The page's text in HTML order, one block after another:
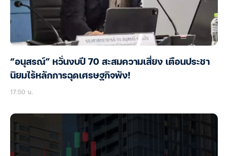
“อนุสรณ์” หวั่นงบปี 70 สะสมความเสี่ยง เตือนประชา
นิยมไร้หลักการฉุดเศรษฐกิจพัง!
17:50 น.